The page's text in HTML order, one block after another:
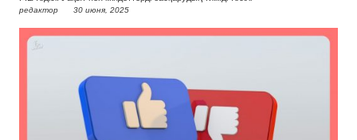
редактор 30 июня, 2025